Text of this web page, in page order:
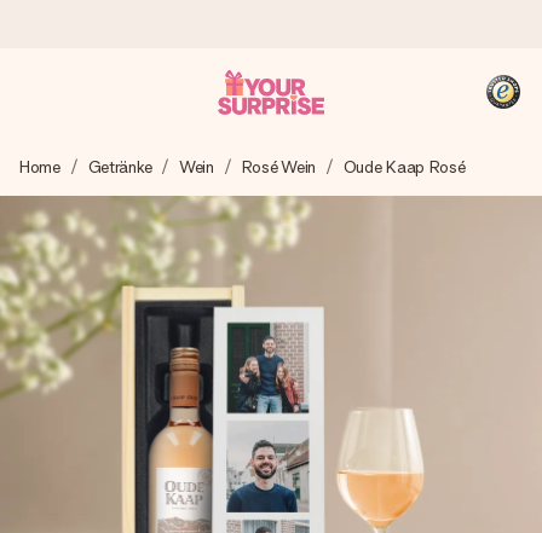
Wir bereiten dein Geschenk sorgfältig vor und schicken es
blitzschnell – damit du es genau zum richtigen Zeitpunkt
überreichen kannst, wenn es am meisten zählt.
4,8 (basierend auf +15.000 Bewertungen)
Unsere Geschenke begeistern. Kunden bewerten uns mit
4,8 bei Google Reviews (Gesamtergebnis aller Länder, in
die wir versenden).
+49 39292 929695
Home Getränke Wein Rosé Wein Oude Kaap Rosé